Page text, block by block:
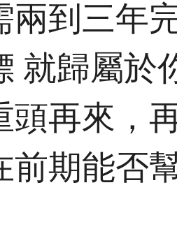
兩到三年
就歸屬於
頭再來，
前期能否